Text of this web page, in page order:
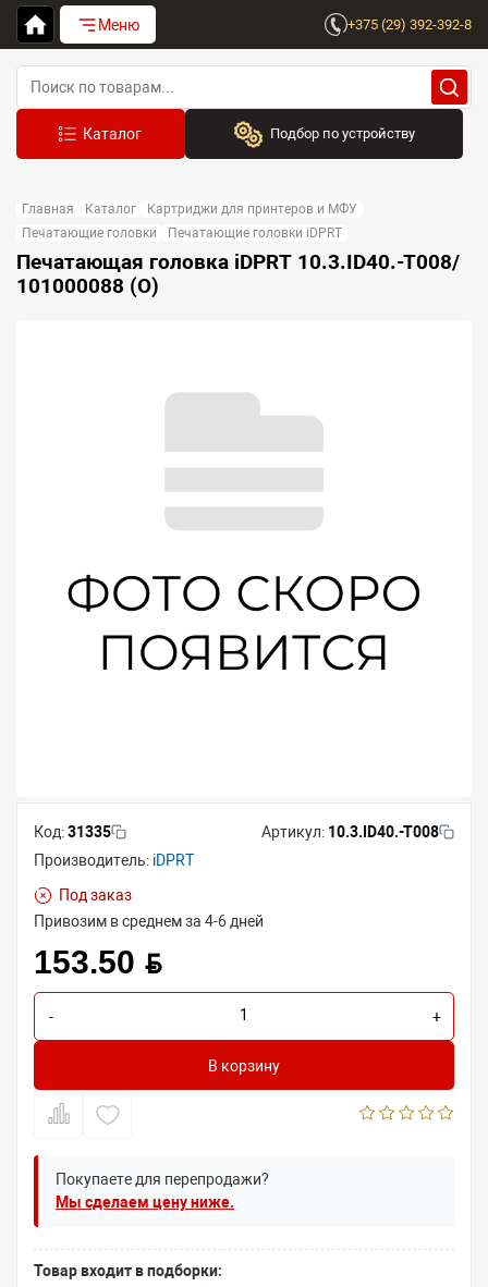
Меню +375 (29) 392-392-8
Подбор по устройству
Выберите бренд
Устройство:
Главная Каталог
Картриджи для принтеров и МФУ
Печатающие головки
Печатающие головки iDPRT
Печатающая головка iDPRT 10.3.ID40.-T008/
101000088 (O)
Код:31335 Артикул: 10.3.ID40.-T008
Производитель: iDPRT
Под заказ
Привозим в среднем за 4-6 дней
153.50 BYN
- +
В корзину
Покупаете для перепродажи?
Мы сделаем цену ниже.
Товар входит в подборки: